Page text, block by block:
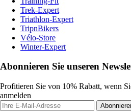
Trek-Expert
Triathlon-Expert
TripnBikers
Vélo-Store
Winter-Expert
Abonnieren Sie unseren
Profitieren Sie von 10% Rabatt, wenn
anmelden